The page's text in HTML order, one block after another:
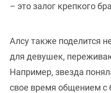
– это залог крепкого
Алсу также поделится
для девушек,
Например, звезда
свое время общением